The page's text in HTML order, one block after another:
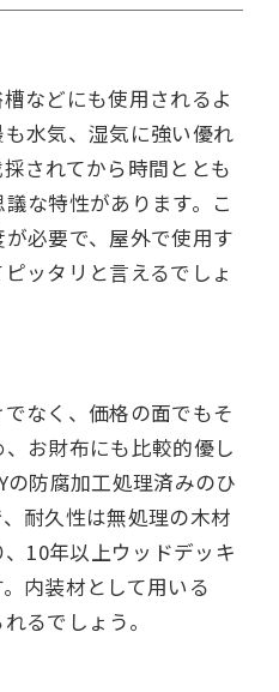
などにも使用されるよ
水気、湿気に強い優れ
されてから時間ととも
な特性があります。こ
必要で、屋外で使用す
ッタリと言えるでしょ
なく、価格の面でもそ
お財布にも比較的優し
の防腐加工処理済みのひ
耐久性は無処理の木材
10年以上ウッドデッキ
内装材として用いる
るでしょう。